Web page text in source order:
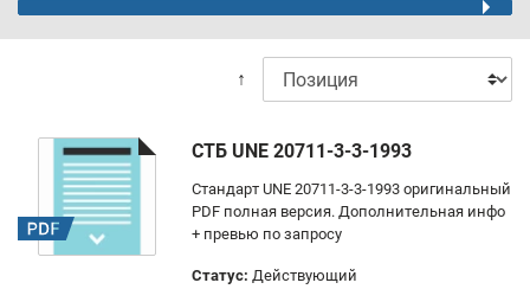
↑
СТБ UNE 20711-3-3-1993
Стандарт UNE 20711-3-3-1993 оригинальный
PDF полная версия. Дополнительная инфо
+ превью по запросу
Статус: Действующий